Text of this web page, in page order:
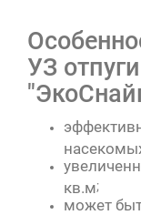
УЗ
кв.м;
может